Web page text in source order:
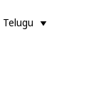
Telugu